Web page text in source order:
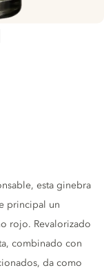
esta ginebra
principal un
rojo. Revalorizado
combinado con
da como